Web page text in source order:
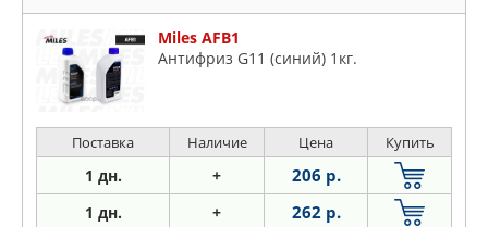
Miles AFB1
Антифриз G11 (синий) 1кг.
Поставка Наличие Цена Купить
1 дн. + 206 р.
1 дн. + 262 р.